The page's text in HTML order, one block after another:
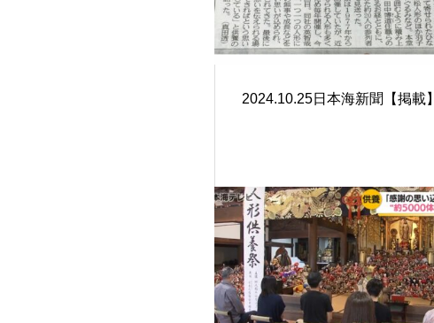
2024.10.25日本海新聞【掲載】